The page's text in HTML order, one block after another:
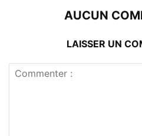
AUCUN
LAISSER UN